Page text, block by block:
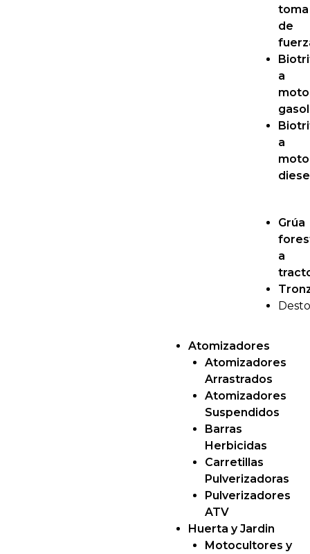
toma
de
a
a
Grúa
a
Atomizadores
Atomizadores
Arrastrados
Atomizadores
Suspendidos
Barras
Herbicidas
Carretillas
Pulverizadoras
Pulverizadores
ATV
Huerta y Jardin
Motocultores y